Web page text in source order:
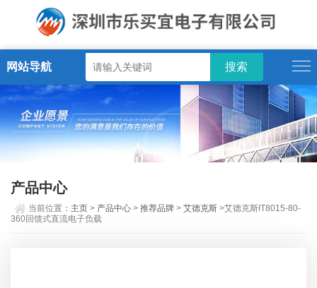
网站导航
产品中心
当前位置： 主页 > 产品中心 >推荐品牌 >艾德克斯 >艾德克斯IT8015-80-
360回馈式直流电子负载